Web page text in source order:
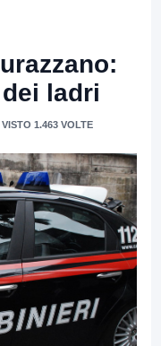
ladri
1.463 VOLTE